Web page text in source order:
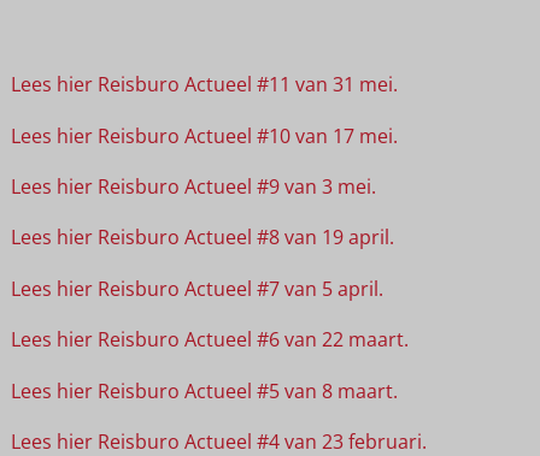
Lees hier Reisburo Actueel #11 van 31 mei.
Lees hier Reisburo Actueel #10 van 17 mei.
Lees hier Reisburo Actueel #9 van 3 mei.
Lees hier Reisburo Actueel #8 van 19 april.
Lees hier Reisburo Actueel #7 van 5 april.
Lees hier Reisburo Actueel #6 van 22 maart.
Lees hier Reisburo Actueel #5 van 8 maart.
Lees hier Reisburo Actueel #4 van 23 februari.